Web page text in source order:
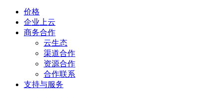
价格
企业上云
商务合作
云生态
渠道合作
资源合作
合作联系
支持与服务